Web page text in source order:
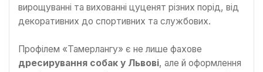
вирощуванні та вихованні цуценят різних порід, від
декоративних до спортивних та службових.
Профілем «Тамерлангу» є не лише фахове
дресирування собак у Львові, але й оформлення